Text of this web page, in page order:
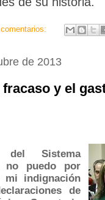
de 2013
y el
del Sistema
no puedo por
mi indignación
de